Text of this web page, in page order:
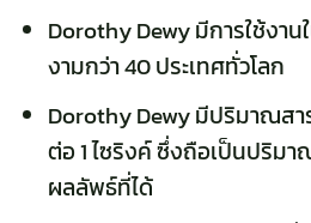
Dorothy Dewy มีการใช้งา
งามกว่า 40 ประเทศทั่วโลก
Dorothy Dewy มีปริมาณสา
ต่อ 1 ไซริงค์ ซึ่งถือเป็นปริม
ผลลัพธ์ที่ได้